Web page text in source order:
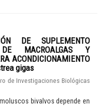
DE SUPLEMENTO
MACROALGAS Y
ACONDICIONAMIENTO
gigas
de Investigaciones Biológicas
bivalvos depende en